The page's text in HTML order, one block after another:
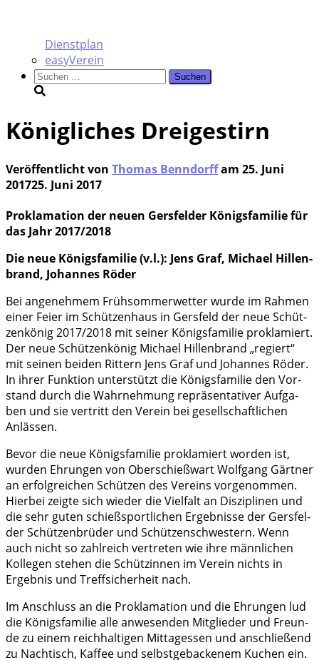
Dienstplan
easyVerein
Suchen
nach:
Königliches Dreigestirn
Veröffentlicht von Thomas Benndorffam 25. Juni
201725. Juni 2017
Pro­kla­ma­ti­on der neu­en Gers­fel­der Königs­fa­mi­lie für
das Jahr 2017/2018
Die neue Königs­fa­mi­lie (v.l.): Jens Graf, Micha­el Hil­len­
brand, Johan­nes Röder
Bei ange­neh­mem Früh­som­mer­wet­ter wur­de im Rah­men
einer Fei­er im Schüt­zen­haus in Gers­feld der neue Schüt­
zen­kö­nig 2017/2018 mit sei­ner Königs­fa­mi­lie pro­kla­miert.
Der neue Schüt­zen­kö­nig Micha­el Hil­len­brand „regiert“
mit sei­nen bei­den Rit­tern Jens Graf und Johan­nes Röder.
In ihrer Funk­ti­on unter­stützt die Königs­fa­mi­lie den Vor­
stand durch die Wahr­neh­mung reprä­sen­ta­ti­ver Auf­ga­
ben und sie ver­tritt den Ver­ein bei gesell­schaft­li­chen
Anlässen.
Bevor die neue Königs­fa­mi­lie pro­kla­miert wor­den ist,
wur­den Ehrun­gen von Ober­schieß­wart Wolf­gang Gärt­ner
an erfolg­rei­chen Schüt­zen des Ver­eins vor­ge­nom­men.
Hier­bei zeig­te sich wie­der die Viel­falt an Dis­zi­pli­nen und
die sehr guten schieß­sport­li­chen Ergeb­nis­se der Gers­fel­
der Schüt­zen­brü­der und Schüt­zen­schwes­tern. Wenn
auch nicht so zahl­reich ver­tre­ten wie ihre männ­li­chen
Kol­le­gen ste­hen die Schüt­zin­nen im Ver­ein nichts in
Ergeb­nis und Treff­si­cher­heit nach.
Im Anschluss an die Pro­kla­ma­ti­on und die Ehrun­gen lud
die Königs­fa­mi­lie alle anwe­sen­den Mit­glie­der und Freun­
de zu einem reich­hal­ti­gen Mit­tag­essen und anschlie­ßend
zu Nach­tisch, Kaf­fee und selbst­ge­ba­cke­nem Kuchen ein.